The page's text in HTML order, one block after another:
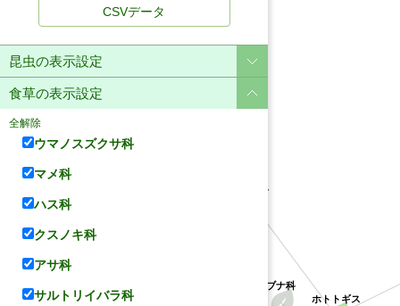
ユリ科
ホトトギス
ブナ科
CSVデータ
昆虫の表示設定
食草の表示設定
全解除
ウマノスズクサ科
マメ科
ハス科
クスノキ科
アサ科
サルトリイバラ科